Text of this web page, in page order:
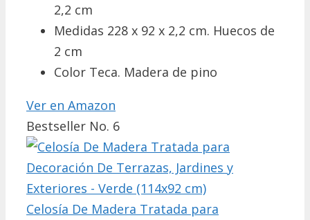
2,2 cm
Medidas 228 x 92 x 2,2 cm. Huecos de
2 cm
Color Teca. Madera de pino
Ver en Amazon
Bestseller No. 6
Celosía De Madera Tratada para